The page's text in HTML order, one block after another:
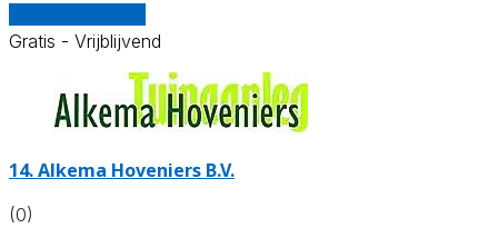
Gratis - Vrijblijvend
14.Alkema Hoveniers B.V.
(0)